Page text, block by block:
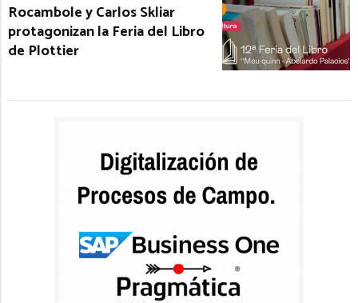
Rocambole y Carlos Skliar
protagonizan la Feria del Libro
de Plottier